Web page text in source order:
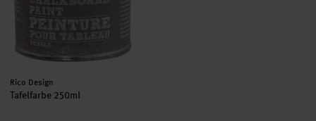
Hersteller:
Rico Design
Tafelfarbe 250ml